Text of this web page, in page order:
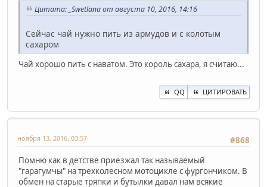
Цитата: _Swetlana от августа 10, 2016, 14:16
Сейчас чай нужно пить из армудов и с колотым
сахаром
Чай хорошо пить с наватом. Это король сахара, я считаю...
QQ ЦИТИРОВАТЬ
#868
ноября 13, 2016, 03:57
Помню как в детстве приезжал так называемый
"гарагумчы" на трехколесном мотоцикле с фургончиком. В
обмен на старые тряпки и бутылки давал нам всякие